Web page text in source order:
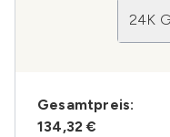
24K
Gesamtpreis:
134,32 €